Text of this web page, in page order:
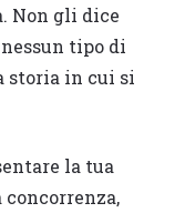
Non gli dice
tipo di
storia in cui si
la tua